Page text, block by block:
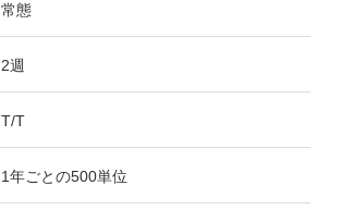
常態
2週
T/T
1年ごとの500単位